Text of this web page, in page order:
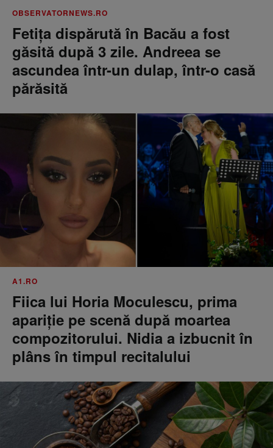
OBSERVATORNEWS.RO
Fetiţa dispărută în Bacău a fost
găsită după 3 zile. Andreea se
ascundea într-un dulap, într-o casă
părăsită
A1.RO
Fiica lui Horia Moculescu, prima
apariție pe scenă după moartea
compozitorului. Nidia a izbucnit în
plâns în timpul recitalului